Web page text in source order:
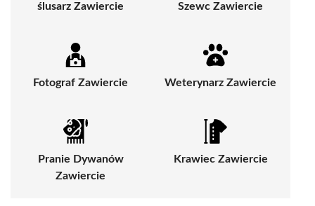
ślusarz Zawiercie Szewc Zawiercie
Fotograf Zawiercie Weterynarz Zawiercie
Pranie Dywanów
Zawiercie
Krawiec Zawiercie